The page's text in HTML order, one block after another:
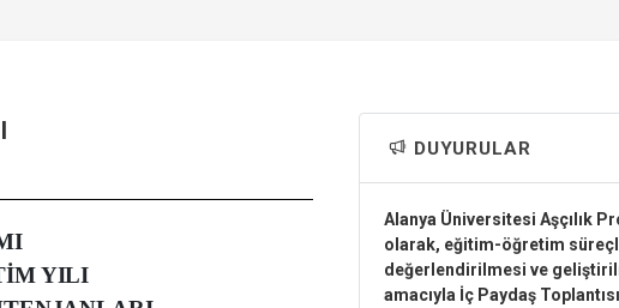
YILI
DUYURULAR
Alanya Üniversitesi Aşçılık
olarak, eğitim-öğretim
değerlendirilmesi ve
amacıyla İç Paydaş Toplantısı